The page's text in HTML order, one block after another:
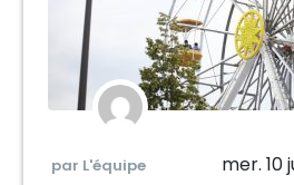
par L'équipe mer. 10